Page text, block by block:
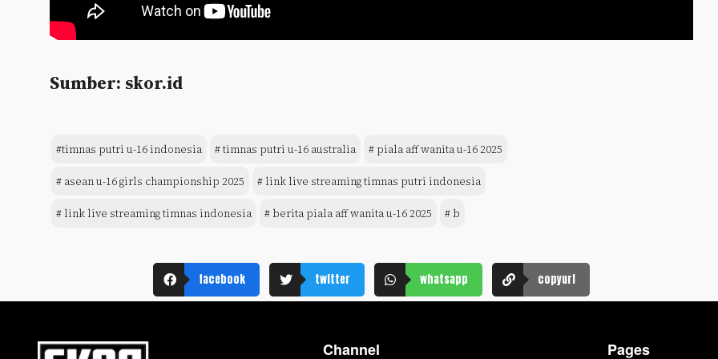
Sumber: skor.id
#timnas putri u-16 indonesia # timnas putri u-16 australia # piala aff wanita u-16 2025
# asean u-16 girls championship 2025 # link live streaming timnas putri indonesia
# link live streaming timnas indonesia # berita piala aff wanita u-16 2025 # b
facebook twitter whatsapp copyurl
Channel Pages